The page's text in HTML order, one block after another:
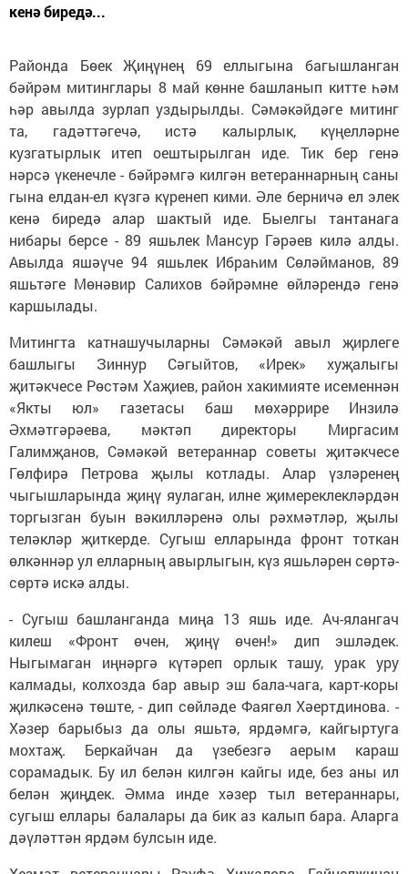
кенә биредә...
Районда Бөек Җиңүнең 69 еллыгына багышланган
бәйрәм митинглары 8 май көнне башланып китте һәм
һәр авылда зурлап уздырылды. Сәмәкәйдәге митинг
та, гадәттәгечә, истә калырлык, күңелләрне
кузгатырлык итеп оештырылган иде. Тик бер генә
нәрсә үкенечле - бәйрәмгә килгән ветераннарның саны
гына елдан-ел күзгә күренеп кими. Әле берничә ел элек
кенә биредә алар шактый иде. Быелгы тантанага
нибары берсе - 89 яшьлек Мансур Гәрәев килә алды.
Авылда яшәүче 94 яшьлек Ибраһим Сөләйманов, 89
яшьтәге Мөнәвир Салихов бәйрәмне өйләрендә генә
каршылады.
Митингта катнашучыларны Сәмәкәй авыл җирлеге
башлыгы Зиннур Сәгыйтов, «Ирек» хуҗалыгы
җитәкчесе Рөстәм Хаҗиев, район хакимияте исеменнән
«Якты юл» газетасы баш мөхәррире Инзилә
Әхмәтгәрәева, мәктәп директоры Миргасим
Галимҗанов, Сәмәкәй ветераннар советы җитәкчесе
Гөлфирә Петрова җылы котлады. Алар үзләренең
чыгышларында җиңү яулаган, илне җимереклекләрдән
торгызган буын вәкилләренә олы рәхмәтләр, җылы
теләкләр җиткерде. Сугыш елларында фронт тоткан
өлкәннәр ул елларның авырлыгын, күз яшьләрен сөртә-
сөртә искә алды.
- Сугыш башланганда миңа 13 яшь иде. Ач-ялангач
килеш «Фронт өчен, җиңү өчен!» дип эшләдек.
Ныгымаган иңнәргә күтәреп орлык ташу, урак уру
калмады, колхозда бар авыр эш бала-чага, карт-коры
җилкәсенә төште, - дип сөйләде Фаягөл Хәертдинова. -
Хәзер барыбыз да олы яшьтә, ярдәмгә, кайгыртуга
мохтаҗ. Беркайчан да үзебезгә аерым караш
сорамадык. Бу ил белән килгән кайгы иде, без аны ил
белән җиңдек. Әмма инде хәзер тыл ветераннары,
сугыш еллары балалары да бик аз калып бара. Аларга
дәүләттән ярдәм булсын иде.